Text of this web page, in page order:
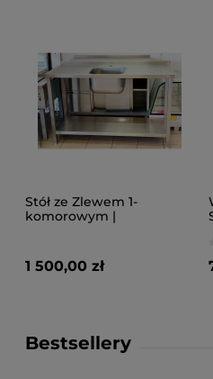
Stół ze Zlewem 1-
komorowym |
1 500,00 zł
Bestsellery